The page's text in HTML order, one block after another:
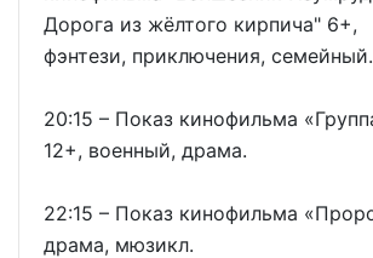
Дорога из жёлтого кирпича" 6+,
фэнтези, приключения, семейный.
20:15 – Показ кинофильма
12+, военный, драма.
22:15 – Показ кинофильма
драма, мюзикл.